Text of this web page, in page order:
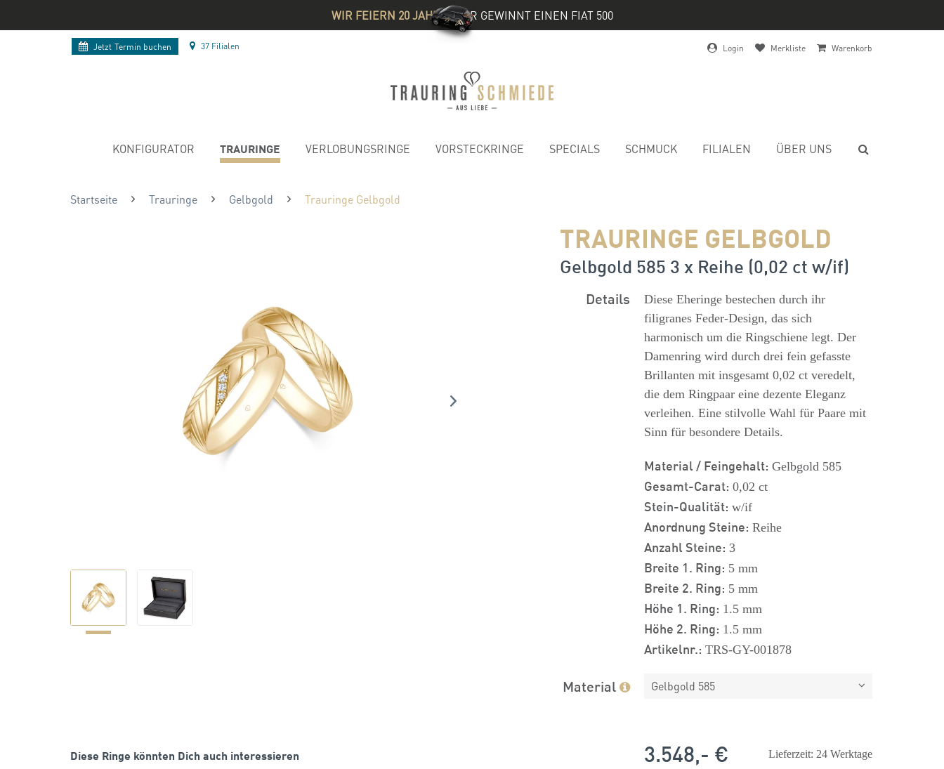
WIR FEIERN 20 JAHRE& IHR GEWINNT EINEN FIAT 500
Jetzt Termin buchen 37 Filialen Login Merkliste Warenkorb
KONFIGURATOR TRAURINGE VERLOBUNGSRINGE VORSTECKRINGE SPECIALS SCHMUCK FILIALEN ÜBER UNS
Startseite Trauringe Gelbgold Trauringe Gelbgold
TRAURINGE GELBGOLD
Gelbgold 585 3 x Reihe (0,02 ct w/if)
Diese Ringe könnten Dich auch interessieren
Details
Diese Eheringe bestechen durch ihr
filigranes Feder-Design, das sich
harmonisch um die Ringschiene legt. Der
Damenring wird durch drei fein gefasste
Brillanten mit insgesamt 0,02 ct veredelt,
die dem Ringpaar eine dezente Eleganz
verleihen. Eine stilvolle Wahl für Paare mit
Sinn für besondere Details.
Material / Feingehalt: Gelbgold 585
Gesamt-Carat: 0,02 ct
Stein-Qualität: w/if
Anordnung Steine: Reihe
Anzahl Steine: 3
Breite 1. Ring: 5 mm
Breite 2. Ring: 5 mm
Höhe 1. Ring: 1.5 mm
Höhe 2. Ring: 1.5 mm
Artikelnr.: TRS-GY-001878
Material Gelbgold 585
Lieferzeit: 24 Werktage
3.548,- €